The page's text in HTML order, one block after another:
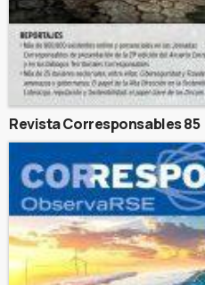
Revista Corresponsables 85